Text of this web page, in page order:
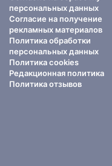
персональных данных
Согласие на получение
рекламных материалов
Политика обработки
персональных данных
Политика cookies
Редакционная политика
Политика отзывов